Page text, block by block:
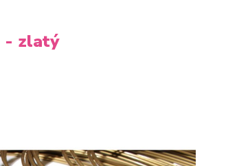
- zlatý